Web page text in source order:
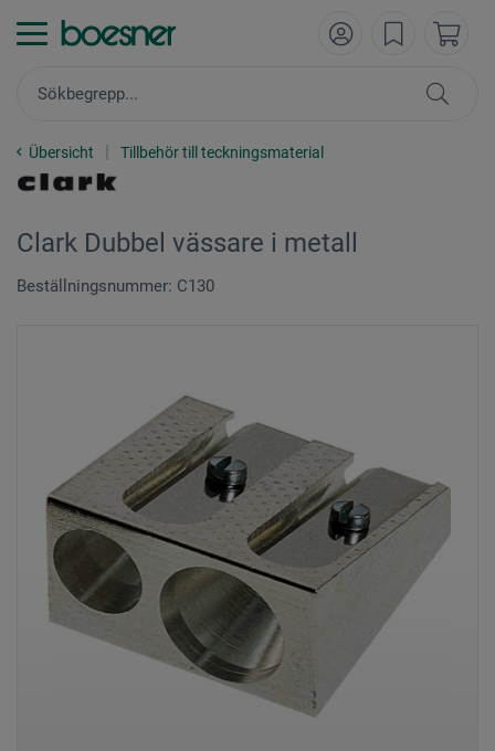
Übersicht Tillbehör till teckningsmaterial
Clark Dubbel vässare i metall
Beställningsnummer: C130